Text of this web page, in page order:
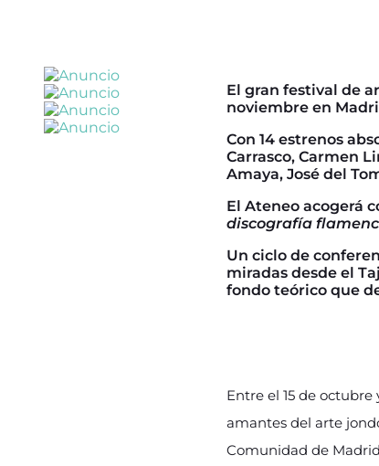
El gran festival de
noviembre en
Con 14 estrenos
Carrasco, Carmen
Amaya, José del
El Ateneo acogerá
discografía
Un ciclo de
miradas desde el
fondo teórico que
Entre el 15 de
amantes del arte
Comunidad de